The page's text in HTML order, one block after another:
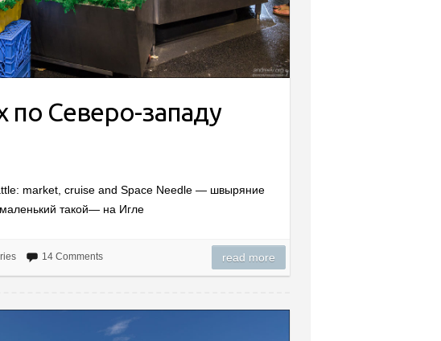
по Северо-западу
market, cruise and Space Needle — швыряние
такой— на Игле
14 Comments read more